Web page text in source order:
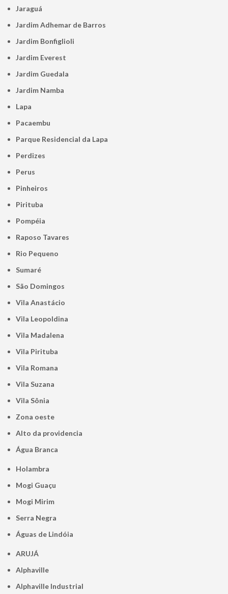
Jaraguá
Jardim Adhemar de Barros
Jardim Bonfiglioli
Jardim Everest
Jardim Guedala
Jardim Namba
Lapa
Pacaembu
Parque Residencial da Lapa
Perdizes
Perus
Pinheiros
Pirituba
Pompéia
Raposo Tavares
Rio Pequeno
Sumaré
São Domingos
Vila Anastácio
Vila Leopoldina
Vila Madalena
Vila Pirituba
Vila Romana
Vila Suzana
Vila Sônia
Zona oeste
alto da providencia
Água Branca
Holambra
Mogi Guaçu
Mogi Mirim
Serra Negra
Águas de Lindóia
ARUJÁ
Alphaville
Alphaville Industrial